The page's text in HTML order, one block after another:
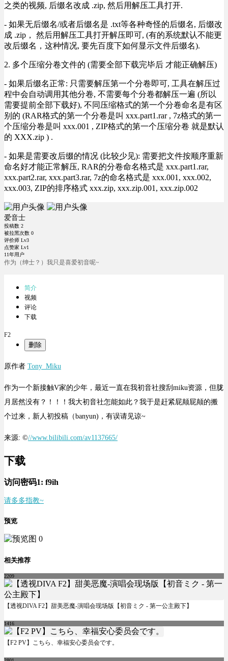
之类的视频, 后缀名改成 .zip, 然后用解压工具打开.
- 如果无后缀名/或者后缀名是 .txt等各种奇怪的后缀名, 后缀改
成 .zip， 然后用解压工具打开解压即可, (有的系统默认不能更
改后缀名，这种情况, 要先百度下如何显示文件后缀名).
2. 多个压缩分卷文件的 (需要全部下载完毕后 才能正确解压)
- 如果后缀名正常: 只需要解压第一个分卷即可, 工具在解压过
程中会自动调用其他分卷, 不需要每个分卷都解压一遍 (所以
需要提前全部下载好), 不同压缩格式的第一个分卷命名是有区
别的 (RAR格式的第一个分卷是叫 xxx.part1.rar , 7z格式的第一
个压缩分卷是叫 xxx.001 , ZIP格式的第一个压缩分卷 就是默认
的 XXX.zip ) .
- 如果是需要改后缀的情况 (比较少见): 需要把文件按顺序重新
命名好才能正常解压, RAR的分卷命名格式是 xxx.part1.rar,
xxx.part2.rar, xxx.part3.rar, 7z的命名格式是 xxx.001, xxx.002,
xxx.003, ZIP的排序格式 xxx.zip, xxx.zip.001, xxx.zip.002
爱音士
投稿数 2
被拉黑次数 0
评价师 Lv3
点赞家 Lv1
11年用户
作为（绅士？）我只是喜爱初音呢~
简介
视频
评论
下载
F2
删除
原作者 Tony_Miku
作为一个新接触V家的少年，最近一直在我初音社搜刮miku资源，但胧
月居然没有？！！！我大初音社怎能如此？我于是赶紧屁颠屁颠的搬
个过来，新人初投稿（banyun)，有误请见谅~
来源: ©//www.bilibili.com/av1137665/
下载
访问密码1: f9ih
请多多指教~
预览
相关推荐
2209
【透视DIVA F2】甜美恶魔-演唱会现场版【初音ミク - 第一公主殿下】
1416
【F2 PV】こちら、幸福安心委员会です。